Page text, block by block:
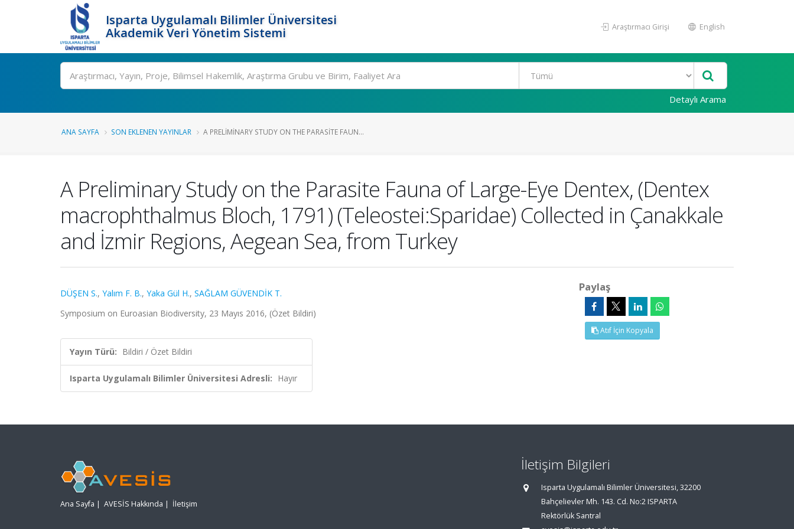
Isparta Uygulamalı Bilimler Üniversitesi
Akademik Veri Yönetim Sistemi
Araştırmacı Girişi English
Ara
Detaylı Arama
ANA SAYFA SON EKLENEN YAYINLAR A PRELIMINARY STUDY ON THE PARASITE FAUN...
A Preliminary Study on the Parasite Fauna of Large-Eye Dentex, (Dentex
macrophthalmus Bloch, 1791) (Teleostei:Sparidae) Collected in Çanakkale
and İzmir Regions, Aegean Sea, from Turkey
DÜŞEN S., Yalım F. B., Yaka Gül H., SAĞLAM GÜVENDİK T.
Symposium on Euroasian Biodiversity, 23 Mayıs 2016, (Özet Bildiri)
Yayın Türü: Bildiri / Özet Bildiri
Isparta Uygulamalı Bilimler Üniversitesi Adresli: Hayır
Paylaş
Atıf İçin Kopyala
Ana Sayfa | AVESİS Hakkında | İletişim
İletişim Bilgileri
Isparta Uygulamalı Bilimler Üniversitesi, 32200
Bahçelievler Mh. 143. Cd. No:2 ISPARTA
Rektörlük Santral